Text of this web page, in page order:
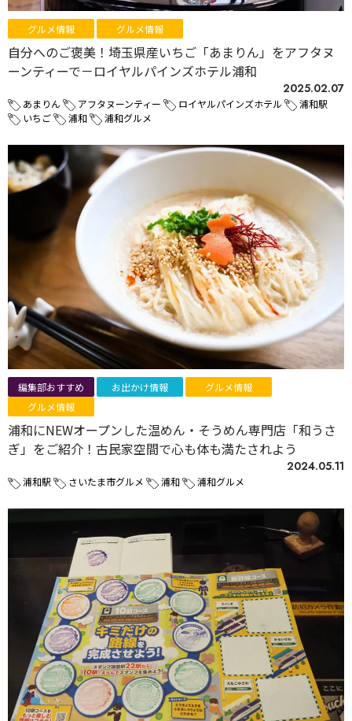
グルメ情報 グルメ情報
自分へのご褒美！埼玉県産いちご「あまりん」をアフタヌ
ーンティーで－ロイヤルパインズホテル浦和
2025.02.07
あまりん アフタヌーンティー ロイヤルパインズホテル
浦和駅
いちご
浦和 浦和グルメ
編集部おすすめ お出かけ情報
グルメ情報
グルメ情報
浦和にNEWオープンした温めん・そうめん専門店「和うさ
ぎ」をご紹介！古民家空間で心も体も満たされよう
2024.05.11
浦和駅 さいたま市グルメ 浦和 浦和グルメ